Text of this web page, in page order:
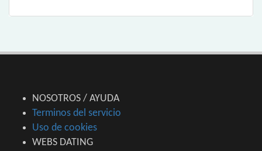
NOSOTROS / AYUDA
Terminos del servicio
Uso de cookies
WEBS DATING